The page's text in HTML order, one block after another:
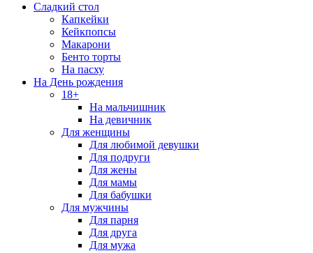
Сладкий стол
Капкейки
Кейкпопсы
Макарони
Бенто торты
На пасху
На День рождения
18+
На мальчишник
На девичник
Для женщины
Для любимой девушки
Для подруги
Для жены
Для мамы
Для бабушки
Для мужчины
Для парня
Для друга
Для мужа